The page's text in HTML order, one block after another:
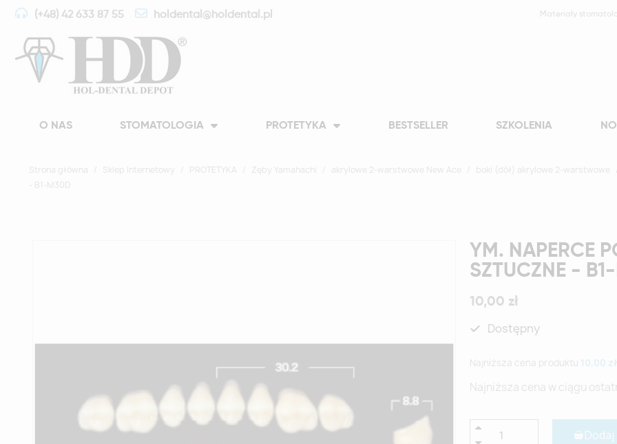
(+48) 42 633 87 55 holdental@holdental.pl Materiały
O NAS STOMATOLOGIA PROTETYKA BESTSELLER SZKOLENIA
Strona główna Sklep Internetowy PROTETYKA Zęby Yamahachi akrylowe 2-warstwowe New Ace
boki (dół) akrylowe 2-warstwowe
- B1-M30D
YM. NAPERCE
SZTUCZNE -
10,00 zł
Dostępny
Najniższa cena produktu 10,00 zł
Najniższa cena w ciągu